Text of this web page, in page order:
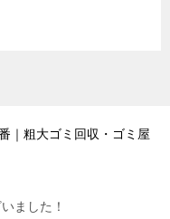
｜粗大ゴミ回収・ゴミ屋
ました！